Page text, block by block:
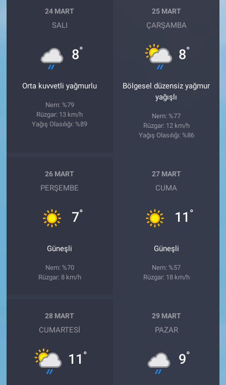
24 MART
SALI
8°
Orta kuvvetli yağmurlu
Nem: %79
Rüzgar: 13 km/h
Yağış Olasılığı: %89
25 MART
ÇARŞAMBA
8°
Bölgesel düzensiz yağmur
yağışlı
Nem: %77
Rüzgar: 12 km/h
Yağış Olasılığı: %86
26 MART
PERŞEMBE
7°
Güneşli
Nem: %70
Rüzgar: 8 km/h
27 MART
CUMA
11 °
Güneşli
Nem: %57
Rüzgar: 18 km/h
28 MART
CUMARTESI
11 °
29 MART
PAZAR
9°